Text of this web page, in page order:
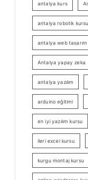
antalya kurs
antalya robotik kursu
antalya web tasarım
Antalya yapay zeka
antalya yazılım
arduino eğitimi
en iyi yazılım kursu
ileri excel kursu
kurgu montaj kursu